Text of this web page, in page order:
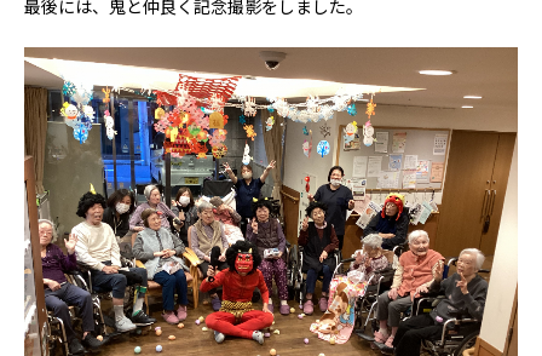
最後には、鬼と仲良く記念撮影をしました。